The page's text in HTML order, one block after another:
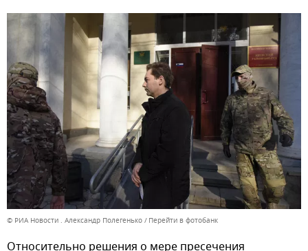
© РИА Новости . Александр Полегенько Перейти в фотобанк
Относительно решения о мере пресечения